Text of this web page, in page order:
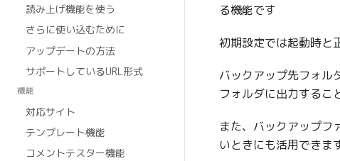
読み上げ機能を使う
さらに使い込むために
アップデートの方法
サポートしているURL形式
機能
対応サイト
テンプレート機能
コメントテスター機能
る機能です
初期設定では起動時と
バックアップ先フォル
フォルダに出力するこ
また、バックアップフ
いときにも活用できま